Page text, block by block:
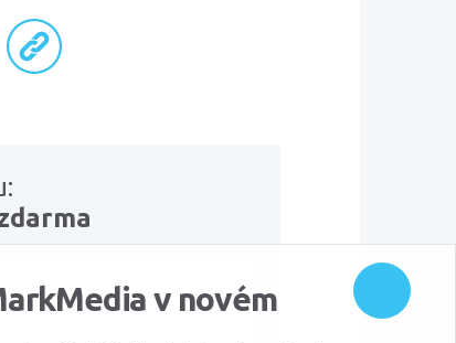
v novém Schovat
zkopírovat odkaz